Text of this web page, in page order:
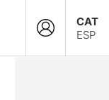
CAT
ESP